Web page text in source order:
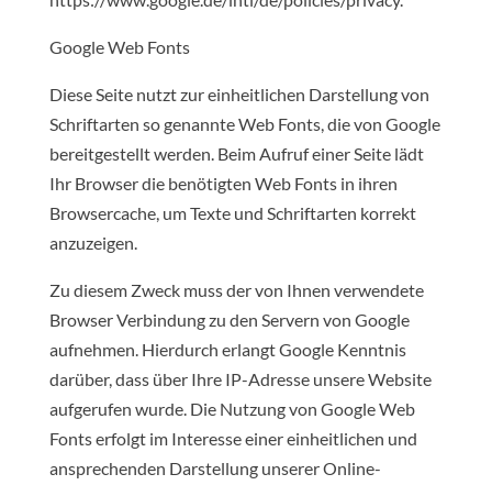
Google Web Fonts
Diese Seite nutzt zur einheitlichen Darstellung von
Schriftarten so genannte Web Fonts, die von Google
bereitgestellt werden. Beim Aufruf einer Seite lädt
Ihr Browser die benötigten Web Fonts in ihren
Browsercache, um Texte und Schriftarten korrekt
anzuzeigen.
Zu diesem Zweck muss der von Ihnen verwendete
Browser Verbindung zu den Servern von Google
aufnehmen. Hierdurch erlangt Google Kenntnis
darüber, dass über Ihre IP-Adresse unsere Website
aufgerufen wurde. Die Nutzung von Google Web
Fonts erfolgt im Interesse einer einheitlichen und
ansprechenden Darstellung unserer Online-